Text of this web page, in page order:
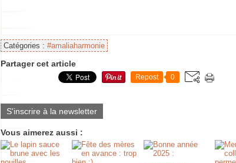
Catégories : #amaliaharmonie
Partager cet article
Repost 0
S'inscrire à la newsletter
Vous aimerez aussi :